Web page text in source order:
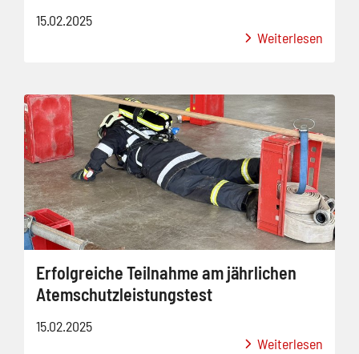
15.02.2025
Weiterlesen
Erfolgreiche Teilnahme am jährlichen
Atemschutzleistungstest
15.02.2025
Weiterlesen